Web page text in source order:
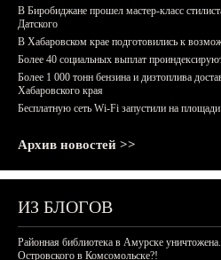
В Биробиджане прошел мастер-класс
Датского
В Хабаровском крае подготовились к
Более 40 социальных выплат
Более 1 000 тонн бензина и дизтоплива
Хабаровского края
Бесплатную сеть Wi-Fi запустили на
Архив новостей >>
ИЗ БЛОГОВ
Районная библиотека в Амурске
Островского в Комсомольске?!